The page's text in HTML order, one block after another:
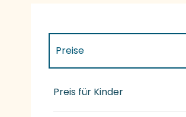
Preise
Preise 2027
Preis für Kinder